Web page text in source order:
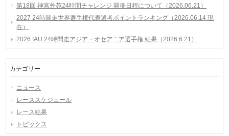
第18回 神宮外苑24時間チャレンジ 開催日程について（2026.06.21）
2027 24時間走世界選手権代表選考ポイントランキング（2026.06.14 現
在）
2026 IAU 24時間走アジア・オセアニア選手権 結果（2026.6.21）
カテゴリー
ニュース
レーススケジュール
レース結果
トピックス